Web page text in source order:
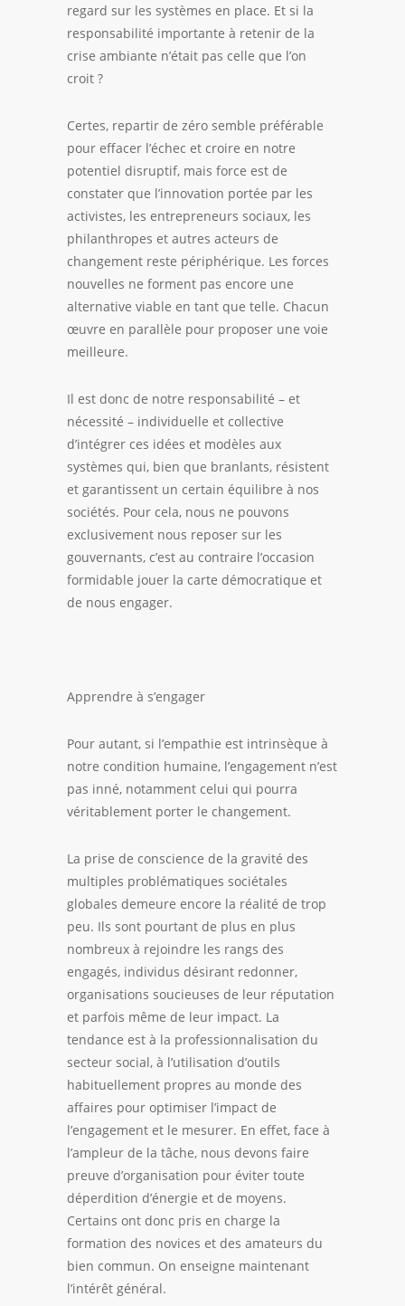
regard sur les systèmes en place. Et si la
responsabilité importante à retenir de la
crise ambiante n’était pas celle que l’on
croit ?
Certes, repartir de zéro semble préférable
pour effacer l’échec et croire en notre
potentiel disruptif, mais force est de
constater que l’innovation portée par les
activistes, les entrepreneurs sociaux, les
philanthropes et autres acteurs de
changement reste périphérique. Les forces
nouvelles ne forment pas encore une
alternative viable en tant que telle. Chacun
œuvre en parallèle pour proposer une voie
meilleure.
Il est donc de notre responsabilité – et
nécessité – individuelle et collective
d’intégrer ces idées et modèles aux
systèmes qui, bien que branlants, résistent
et garantissent un certain équilibre à nos
sociétés. Pour cela, nous ne pouvons
exclusivement nous reposer sur les
gouvernants, c’est au contraire l’occasion
formidable jouer la carte démocratique et
de nous engager.
Apprendre à s’engager
Pour autant, si l’empathie est intrinsèque à
notre condition humaine, l’engagement n’est
pas inné, notamment celui qui pourra
véritablement porter le changement.
La prise de conscience de la gravité des
multiples problématiques sociétales
globales demeure encore la réalité de trop
peu. Ils sont pourtant de plus en plus
nombreux à rejoindre les rangs des
engagés, individus désirant redonner,
organisations soucieuses de leur réputation
et parfois même de leur impact. La
tendance est à la professionnalisation du
secteur social, à l’utilisation d’outils
habituellement propres au monde des
affaires pour optimiser l’impact de
l’engagement et le mesurer. En effet, face à
l’ampleur de la tâche, nous devons faire
preuve d’organisation pour éviter toute
déperdition d’énergie et de moyens.
Certains ont donc pris en charge la
formation des novices et des amateurs du
bien commun. On enseigne maintenant
l’intérêt général.